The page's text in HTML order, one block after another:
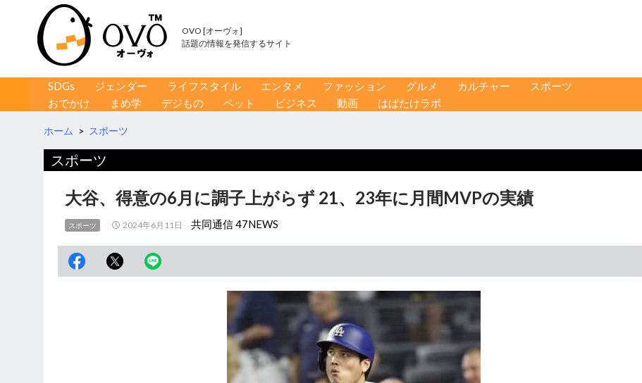
OVO [オーヴォ]
話題の情報を発信するサイト
コンテンツへ移動
SDGs ジェンダー ライフスタイル エンタメ ファッション グルメ カルチャー
スポーツ
おでかけ
まめ学 デジもの ペット ビジネス 動画 はばたけラボ
ホーム > スポーツ
スポーツ
大谷、得意の6月に調子上がらず 21、23年に月間MVPの実績
スポーツ 2024年6月11日 共同通信 47NEWS